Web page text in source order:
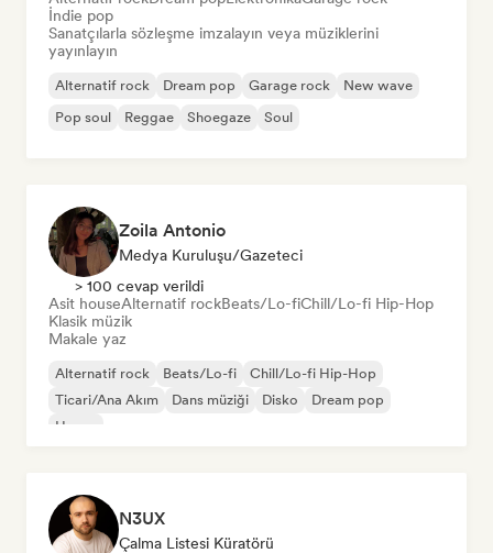
İndie pop
Sanatçılarla sözleşme imzalayın veya müziklerini
yayınlayın
Alternatif rock Dream pop Garage rock
New wave
Pop soul
Reggae Shoegaze Soul
Zoila Antonio
Medya Kuruluşu/Gazeteci
> 100 cevap verildi
Asit houseAlternatif rockBeats/Lo-fiChill/Lo-fi Hip-Hop
Klasik müzik
Makale yaz
Alternatif rock Beats/Lo-fi
Chill/Lo-fi Hip-Hop
Ticari/Ana Akım
Dans müziği Disko
Dream pop
House
N3UX
Çalma Listesi Küratörü